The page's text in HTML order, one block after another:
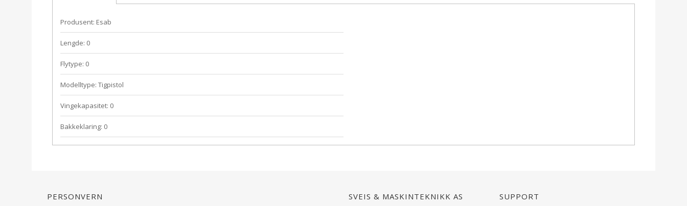
Produsent: Esab
Lengde: 0
Flytype: 0
Modelltype: Tigpistol
Vingekapasitet: 0
Bakkeklaring: 0
Personvern Sveis & Maskinteknikk AS Support